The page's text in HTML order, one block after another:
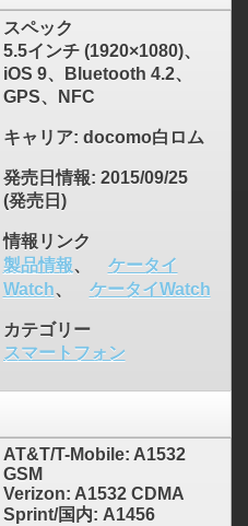
スペック
5.5インチ (1920×1080)、
iOS 9、Bluetooth 4.2、
GPS、NFC
キャリア: docomo白ロム
発売日情報: 2015/09/25
(発売日)
情報リンク
製品情報、
ケータイ
Watch、 ケータイWatch
カテゴリー
スマートフォン
AT&T/T-Mobile: A1532
GSM
Verizon: A1532 CDMA
Sprint/国内: A1456